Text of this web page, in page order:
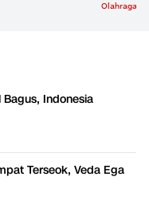
Olahraga
Indonesia
Terseok, Veda Ega